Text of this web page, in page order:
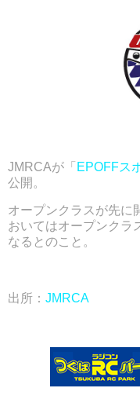
JMRCAが「 EPOFFス
公開。
オープンクラスが先に
おいてはオープンクラ
なるとのこと。
出所： JMRCA